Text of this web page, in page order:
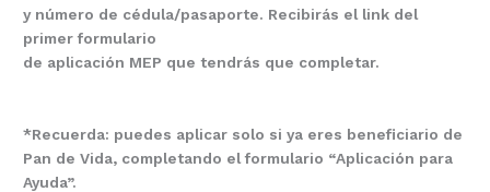
y número de cédula/pasaporte. Recibirás el link del
primer formulario
de aplicación MEP que tendrás que completar.
*Recuerda: puedes aplicar solo si ya eres beneficiario de
Pan de Vida, completando el formulario “Aplicación para
Ayuda”.